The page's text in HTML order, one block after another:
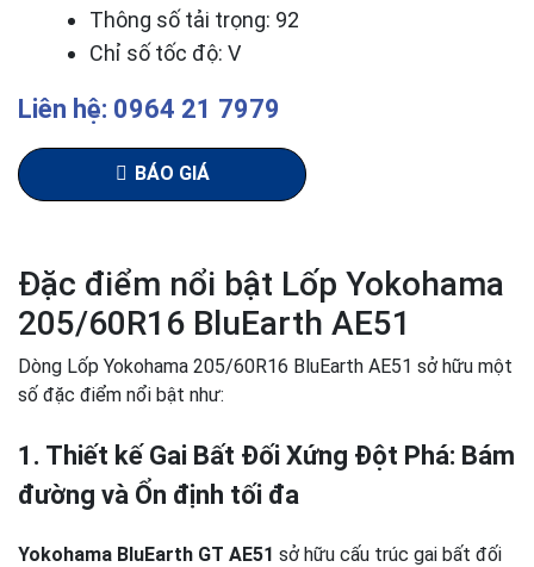
Thông số tải trọng: 92
Chỉ số tốc độ: V
Liên hệ: 0964 21 7979
BÁO GIÁ
Đặc điểm nổi bật Lốp Yokohama
205/60R16 BluEarth AE51
Dòng Lốp Yokohama 205/60R16 BluEarth AE51 sở hữu một
số đặc điểm nổi bật như:
1. Thiết kế Gai Bất Đối Xứng Đột Phá: Bám
đường và Ổn định tối đa
Yokohama BluEarth GT AE51 sở hữu cấu trúc gai bất đối